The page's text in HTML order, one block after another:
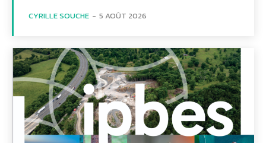
CYRILLE SOUCHE - 5 AOÛT 2026